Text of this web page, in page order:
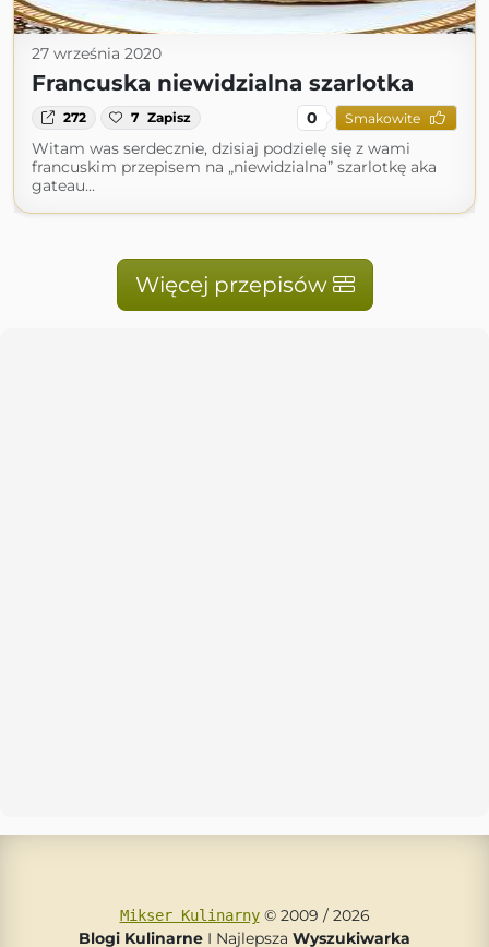
27 września 2020
Francuska niewidzialna szarlotka
272 7 Zapisz 0 Smakowite
Witam was serdecznie, dzisiaj podzielę się z wami
francuskim przepisem na „niewidzialna” szarlotkę aka
gateau…
Więcej przepisów
Mikser Kulinarny© 2009 / 2026
Blogi Kulinarne I Najlepsza Wyszukiwarka